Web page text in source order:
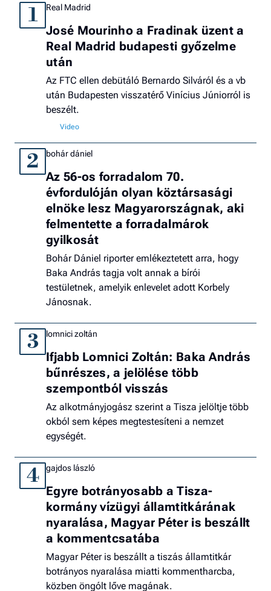
1 Real Madrid
José Mourinho a Fradinak üzent a
Real Madrid budapesti győzelme
után
Az FTC ellen debütáló Bernardo Silváról és a vb
után Budapesten visszatérő Vinícius Júniorról is
beszélt.
2 bohár dániel
Az 56-os forradalom 70.
évfordulóján olyan köztársasági
elnöke lesz Magyarországnak, aki
felmentette a forradalmárok
gyilkosát
Bohár Dániel riporter emlékeztetett arra, hogy
Baka András tagja volt annak a bírói
testületnek, amelyik enlevelet adott Korbely
Jánosnak.
3 lomnici zoltán
Ifjabb Lomnici Zoltán: Baka András
bűnrészes, a jelölése több
szempontból visszás
Az alkotmányjogász szerint a Tisza jelöltje több
okból sem képes megtestesíteni a nemzet
egységét.
4 gajdos lászló
Egyre botrányosabb a Tisza-
kormány vízügyi államtitkárának
nyaralása, Magyar Péter is beszállt
a kommentcsatába
Magyar Péter is beszállt a tiszás államtitkár
botrányos nyaralása miatti kommentharcba,
közben öngólt lőve magának.